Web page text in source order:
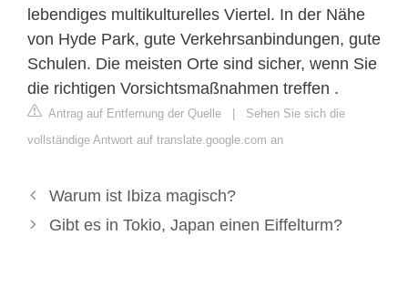
lebendiges multikulturelles Viertel. In der Nähe
von Hyde Park, gute Verkehrsanbindungen, gute
Schulen. Die meisten Orte sind sicher, wenn Sie
die richtigen Vorsichtsmaßnahmen treffen .
Antrag auf Entfernung der Quelle | Sehen Sie sich die
vollständige Antwort auf translate.google.com an
Warum ist Ibiza magisch?
Gibt es in Tokio, Japan einen Eiffelturm?